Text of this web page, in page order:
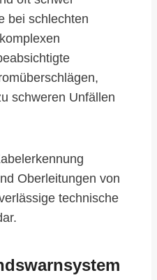
bei schlechten
schweren Unfällen
Oberleitungen von
technische